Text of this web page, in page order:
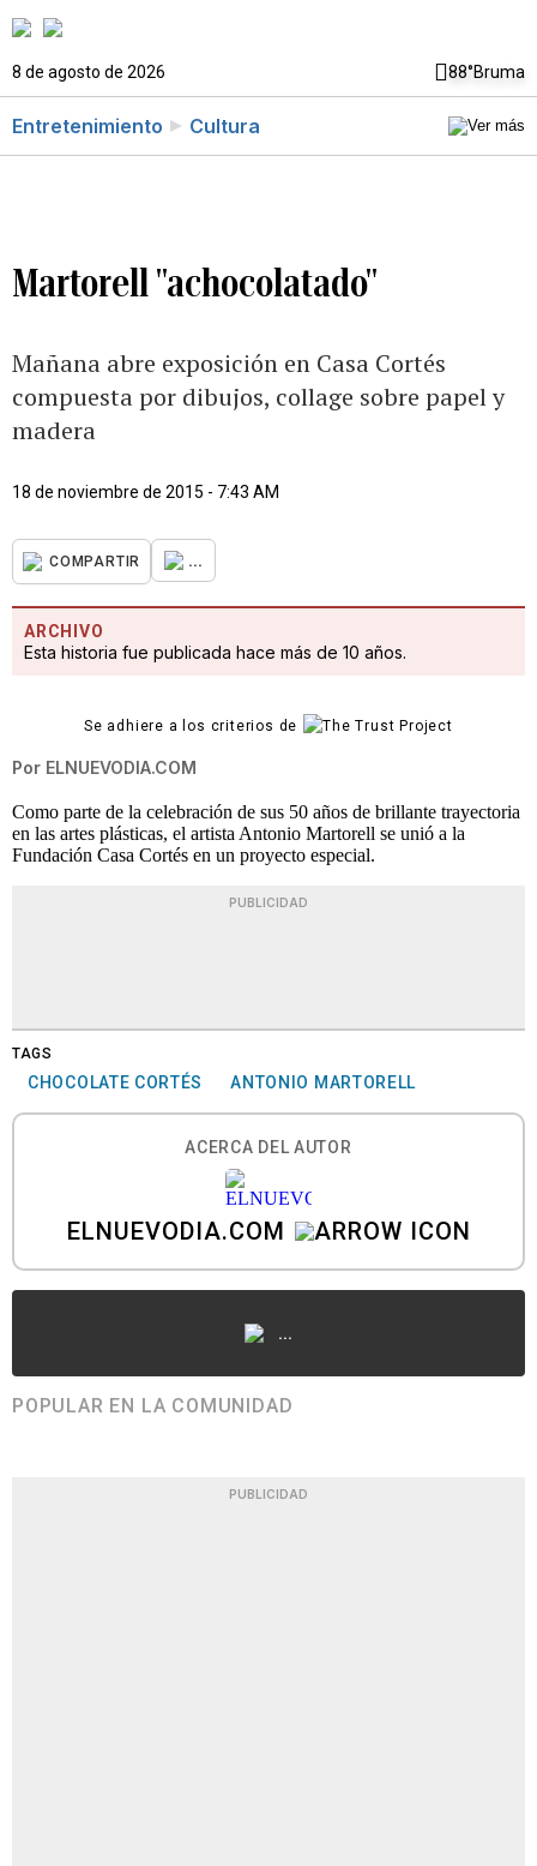
8 de agosto de 2026 88°Bruma
Entretenimiento Cultura
Martorell "achocolatado"
Mañana abre exposición en Casa Cortés
compuesta por dibujos, collage sobre papel y
madera
18 de noviembre de 2015 - 7:43 AM
COMPARTIR ...
ARCHIVO
Esta historia fue publicada hace más de 10 años.
Se adhiere a los criterios de
Por ELNUEVODIA.COM
Como parte de la celebración de sus 50 años de brillante trayectoria
en las artes plásticas, el artista Antonio Martorell se unió a la
Fundación Casa Cortés en un proyecto especial.
PUBLICIDAD
TAGS
CHOCOLATE CORTÉS ANTONIO MARTORELL
ACERCA DEL AUTOR
ELNUEVODIA.COM
...
POPULAR EN LA COMUNIDAD
PUBLICIDAD